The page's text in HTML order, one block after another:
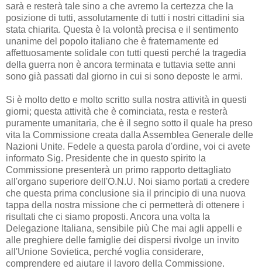
sarà e resterà tale sino a che avremo la certezza che la
posizione di tutti, assolutamente di tutti i nostri cittadini sia
stata chiarita. Questa è la volontà precisa e il sentimento
unanime del popolo italiano che è fraternamente ed
affettuosamente solidale con tutti questi perché la tragedia
della guerra non è ancora terminata e tuttavia sette anni
sono già passati dal giorno in cui si sono deposte le armi.
Si è molto detto e molto scritto sulla nostra attività in questi
giorni; questa attività che è cominciata, resta e resterà
puramente umanitaria, che è il segno sotto il quale ha preso
vita la Commissione creata dalla Assemblea Generale delle
Nazioni Unite. Fedele a questa parola d'ordine, voi ci avete
informato Sig. Presidente che in questo spirito la
Commissione presenterà un primo rapporto dettagliato
all'organo superiore dell'O.N.U. Noi siamo portati a credere
che questa prima conclusione sia il principio di una nuova
tappa della nostra missione che ci permetterà di ottenere i
risultati che ci siamo proposti. Ancora una volta la
Delegazione Italiana, sensibile più Che mai agli appelli e
alle preghiere delle famiglie dei dispersi rivolge un invito
all'Unione Sovietica, perché voglia considerare,
comprendere ed aiutare il lavoro della Commissione.